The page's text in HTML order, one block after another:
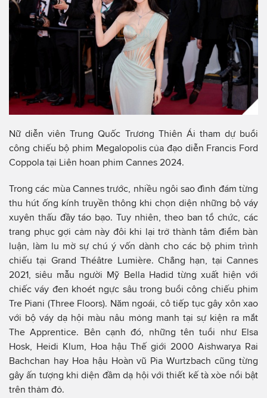
Nữ diễn viên Trung Quốc Trương Thiên Ái tham dự buổi
công chiếu bộ phim Megalopolis của đạo diễn Francis Ford
Coppola tại Liên hoan phim Cannes 2024.
Trong các mùa Cannes trước, nhiều ngôi sao đình đám từng
thu hút ống kính truyền thông khi chọn diện những bộ váy
xuyên thấu đầy táo bạo. Tuy nhiên, theo ban tổ chức, các
trang phục gợi cảm này đôi khi lại trở thành tâm điểm bàn
luận, làm lu mờ sự chú ý vốn dành cho các bộ phim trình
chiếu tại Grand Théâtre Lumière. Chẳng hạn, tại Cannes
2021, siêu mẫu người Mỹ Bella Hadid từng xuất hiện với
chiếc váy đen khoét ngực sâu trong buổi công chiếu phim
Tre Piani (Three Floors). Năm ngoái, cô tiếp tục gây xôn xao
với bộ váy dạ hội màu nâu mỏng manh tại sự kiện ra mắt
The Apprentice. Bên cạnh đó, những tên tuổi như Elsa
Hosk, Heidi Klum, Hoa hậu Thế giới 2000 Aishwarya Rai
Bachchan hay Hoa hậu Hoàn vũ Pia Wurtzbach cũng từng
gây ấn tượng khi diện đầm dạ hội với thiết kế tà xòe nổi bật
trên thảm đỏ.